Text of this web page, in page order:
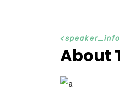
speaker_info
About